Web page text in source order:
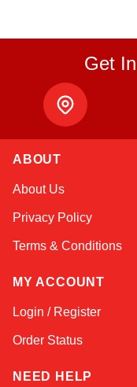
Get
ABOUT
About Us
Privacy Policy
Terms & Conditions
MY ACCOUNT
Login / Register
Order Status
NEED HELP